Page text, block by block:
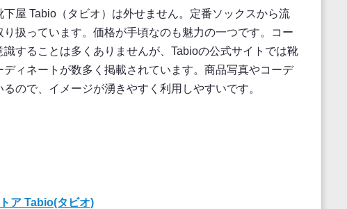
屋 Tabio（タビオ）は外せません。定番ソックスから流
扱っています。価格が手頃なのも魅力の一つです。コー
することは多くありませんが、Tabioの公式サイトでは靴
ィネートが数多く掲載されています。商品写真やコーデ
ので、イメージが湧きやすく利用しやすいです。
ア Tabio(タビオ)